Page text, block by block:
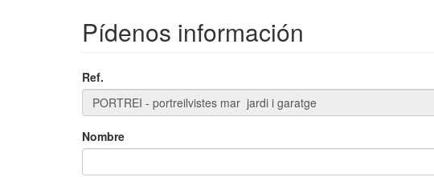
Pídenos información
Ref.
Nombre